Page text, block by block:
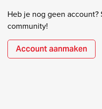
Heb je nog geen
community!
Account aanmaken